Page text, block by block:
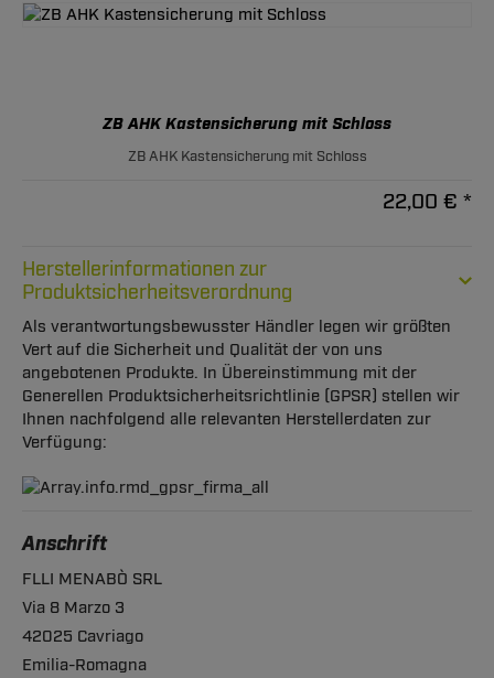
ZB AHK Kastensicherung mit Schloss
ZB AHK Kastensicherung mit Schloss
22,00 € *
Herstellerinformationen zur
Produktsicherheitsverordnung
Als verantwortungsbewusster Händler legen wir größten
Vert auf die Sicherheit und Qualität der von uns
angebotenen Produkte. In Übereinstimmung mit der
Generellen Produktsicherheitsrichtlinie (GPSR) stellen wir
Ihnen nachfolgend alle relevanten Herstellerdaten zur
Verfügung:
Anschrift
FLLI MENABÒ SRL
Via 8 Marzo 3
42025 Cavriago
Emilia-Romagna